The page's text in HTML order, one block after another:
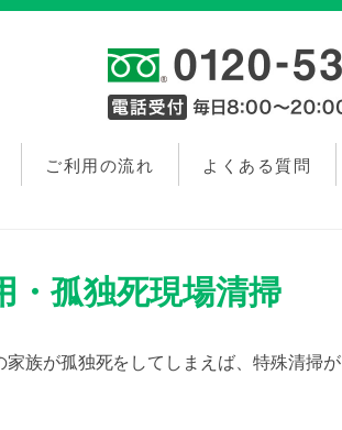
ご利用の流れ よくある質問
・孤独死現場清掃
族が孤独死をしてしまえば、特殊清掃が